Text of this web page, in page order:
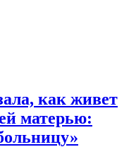
как живет
матерью: